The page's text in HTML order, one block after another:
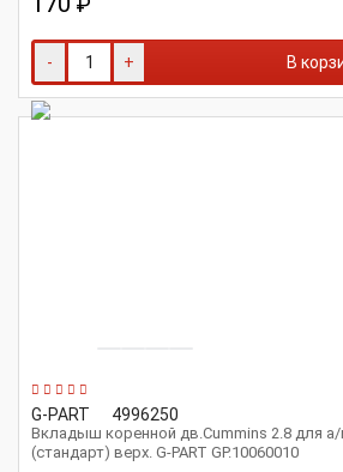
- + В
G-PART 4996250
Вкладыш коренной дв.Cummins 2.8 для а/
(стандарт) верх. G-PART GP.10060010